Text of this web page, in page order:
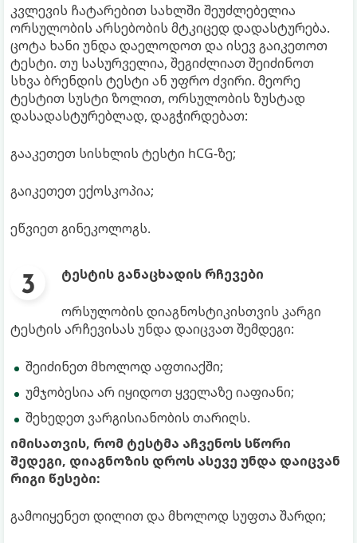
კვლევის ჩატარებით სახლში შეუძლებელია
ორსულობის არსებობის მტკიცედ დადასტურება.
ცოტა ხანი უნდა დაელოდოთ და ისევ გაიკეთოთ
ტესტი. თუ სასურველია, შეგიძლიათ შეიძინოთ
სხვა ბრენდის ტესტი ან უფრო ძვირი. მეორე
ტესტით სუსტი ზოლით, ორსულობის ზუსტად
დასადასტურებლად, დაგჭირდებათ:
გააკეთეთ სისხლის ტესტი hCG-ზე;
გაიკეთეთ ექოსკოპია;
ეწვიეთ გინეკოლოგს.
ტესტის განაცხადის რჩევები
ორსულობის დიაგნოსტიკისთვის კარგი
ტესტის არჩევისას უნდა დაიცვათ შემდეგი:
შეიძინეთ მხოლოდ აფთიაქში;
უმჯობესია არ იყიდოთ ყველაზე იაფიანი;
შეხედეთ ვარგისიანობის თარიღს.
იმისათვის, რომ ტესტმა აჩვენოს სწორი
შედეგი, დიაგნოზის დროს ასევე უნდა დაიცვან
რიგი წესები:
გამოიყენეთ დილით და მხოლოდ სუფთა შარდი;